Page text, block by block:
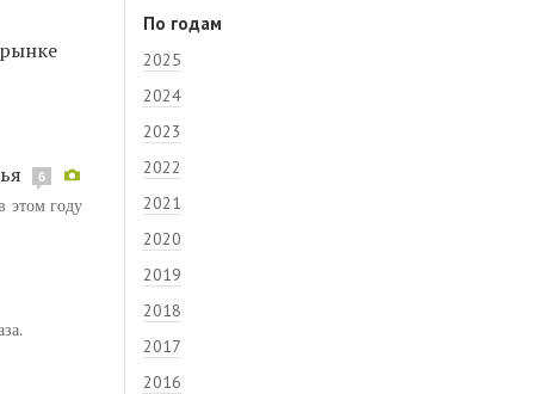
6
этом году
По годам
2025
2024
2023
2022
2021
2020
2019
2018
2017
2016